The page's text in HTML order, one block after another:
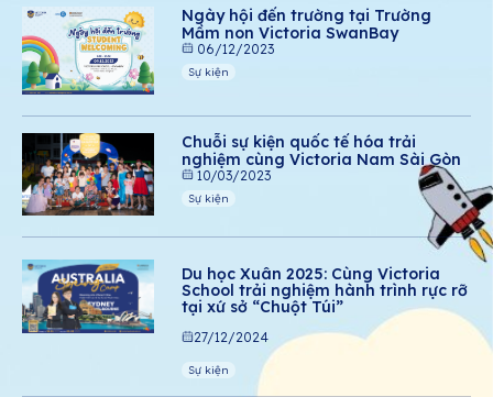
Ngày hội đến trường tại Trường
Mầm non Victoria SwanBay
06/12/2023
Sự kiện
Chuỗi sự kiện quốc tế hóa trải
nghiệm cùng Victoria Nam Sài Gòn
10/03/2023
Sự kiện
Du học Xuân 2025: Cùng Victoria
School trải nghiệm hành trình rực rỡ
tại xứ sở “Chuột Túi”
27/12/2024
Sự kiện